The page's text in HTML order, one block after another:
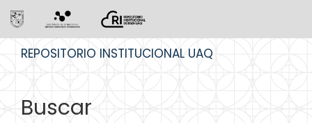
REPOSITORIO INSTITUCIONAL UAQ
Buscar